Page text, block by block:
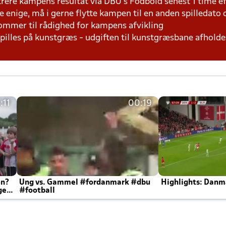
kampens resultat via DBU's Fodbold senest 1 time
enige, må i gerne flytte kampen til en anden
til rådighed for kampens afvikling
på kunstgræs - udgiften til kunstgræsbane
00:19
Ung vs. Gammel #fordanmark #dbu
#football
Highlights: